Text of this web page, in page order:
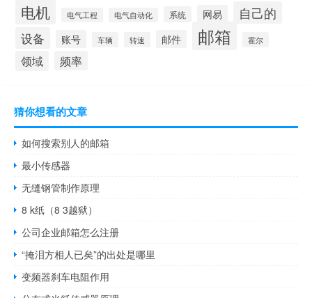
电机 电气工程 电气自动化 系统 网易 自己的
设备 账号 车辆 转速 邮件 邮箱 霍尔
领域 频率
猜你想看的文章
如何搜索别人的邮箱
最小传感器
无缝钢管制作原理
8 k纸（8 3越狱）
公司企业邮箱怎么注册
“掩泪方相人已矣”的出处是哪里
变频器刹车电阻作用